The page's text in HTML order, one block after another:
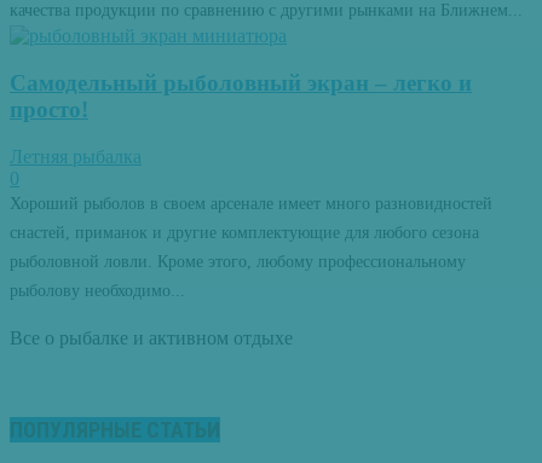
качества продукции по сравнению с другими рынками на Ближнем...
Самодельный рыболовный экран – легко и
просто!
Летняя рыбалка
0
Хороший рыболов в своем арсенале имеет много разновидностей
снастей, приманок и другие комплектующие для любого сезона
рыболовной ловли. Кроме этого, любому профессиональному
рыболову необходимо...
Все о рыбалке и активном отдыхе
ПОПУЛЯРНЫЕ СТАТЬИ